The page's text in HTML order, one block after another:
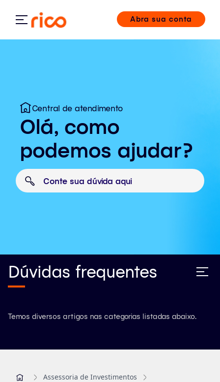
Abra sua conta
Central de atendimento
Olá, como
podemos ajudar?
Dúvidas frequentes
Temos diversos artigos nas categorias listadas abaixo.
Assessoria de Investimentos